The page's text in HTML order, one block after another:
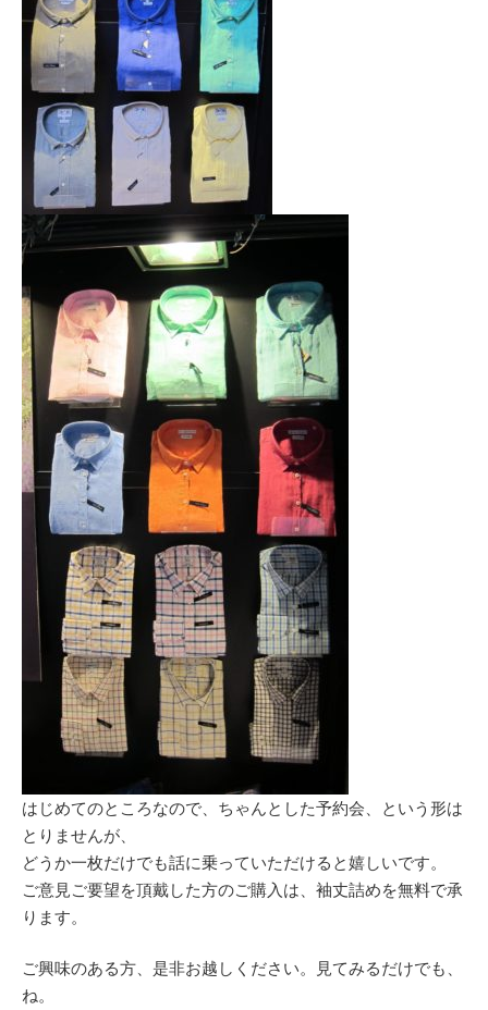
はじめてのところなので、ちゃんとした予約会、という形は
とりませんが、
どうか一枚だけでも話に乗っていただけると嬉しいです。
ご意見ご要望を頂戴した方のご購入は、袖丈詰めを無料で承
ります。
ご興味のある方、是非お越しください。見てみるだけでも、
ね。